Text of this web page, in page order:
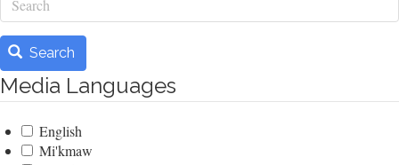
Search
Media Languages
English
Mi'kmaw